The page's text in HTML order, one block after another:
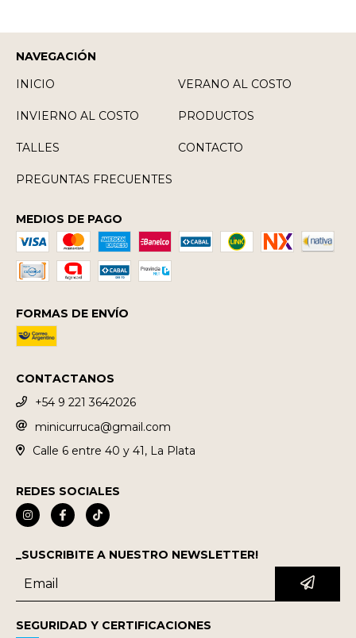
NAVEGACIÓN
INICIO
VERANO AL COSTO
INVIERNO AL COSTO PRODUCTOS
TALLES CONTACTO
PREGUNTAS FRECUENTES
MEDIOS DE PAGO
FORMAS DE ENVÍO
CONTACTANOS
+54 9 221 3642026
minicurruca@gmail.com
Calle 6 entre 40 y 41, La Plata
REDES SOCIALES
_SUSCRIBITE A NUESTRO NEWSLETTER!
SEGURIDAD Y CERTIFICACIONES